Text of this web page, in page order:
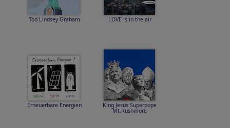
Tod Lindsey Graham LOVE is in the air
Erneuerbare Energien King Jesus Superpope
Mt.Rushmore